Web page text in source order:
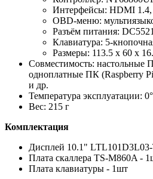
Интерфейсы: HDMI
OBD-меню:
Разъём питания: DC5521
Клавиатура: 5-
Размеры: 113.5 х 60 х
Совместимость: настольные
одноплатные ПК (Raspberry
и др.
Температура эксплуатации:
Вес: 215 г
Комплектация
Дисплей 10.1"
Плата скаллера TS-M860A -
Плата клавиатуры - 1шт